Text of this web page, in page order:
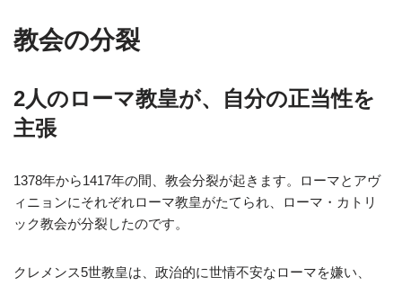
教会の分裂
2人のローマ教皇が、自分の正当性を
主張
1378年から1417年の間、教会分裂が起きます。ローマとアヴ
ィニョンにそれぞれローマ教皇がたてられ、ローマ・カトリ
ック教会が分裂したのです。
クレメンス5世教皇は、政治的に世情不安なローマを嫌い、